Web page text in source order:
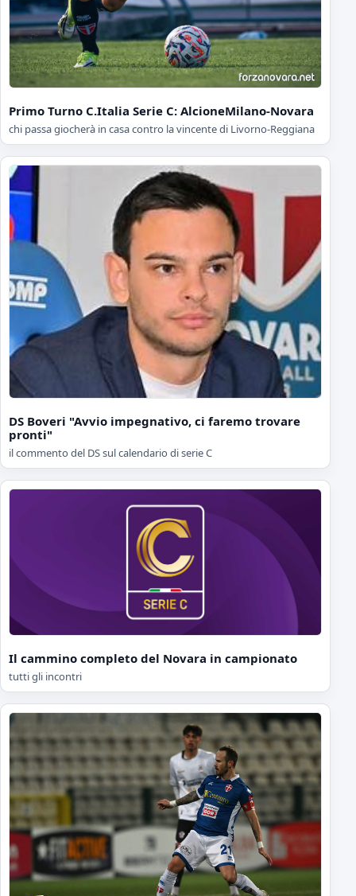
Primo Turno C.Italia Serie C: AlcioneMilano-Novara
chi passa giocherà in casa contro la vincente di Livorno-Reggiana
DS Boveri "Avvio impegnativo, ci faremo trovare
pronti"
il commento del DS sul calendario di serie C
Il cammino completo del Novara in campionato
tutti gli incontri